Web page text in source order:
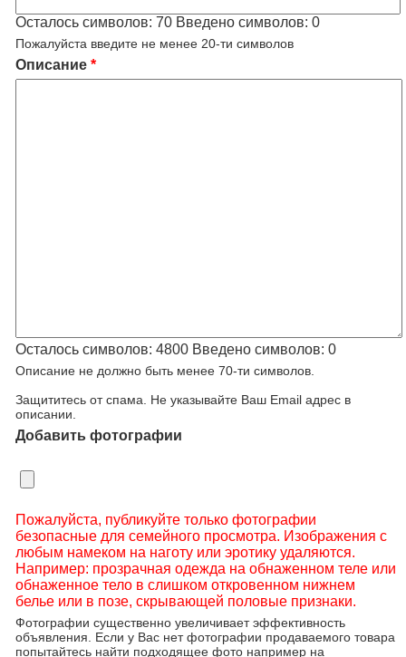
Осталось символов: 70 Введено символов: 0
Пожалуйста введите не менее 20-ти символов
Описание *
Осталось символов: 4800 Введено символов: 0
Описание не должно быть менее 70-ти символов.
Защититесь от спама. Не указывайте Ваш Email адрес в
описании.
Добавить фотографии
Пожалуйста, публикуйте только фотографии
безопасные для семейного просмотра. Изображения с
любым намеком на наготу или эротику удаляются.
Например: прозрачная одежда на обнаженном теле или
обнаженное тело в слишком откровенном нижнем
белье или в позе, скрывающей половые признаки.
Фотографии существенно увеличивает эффективность
объявления. Если у Вас нет фотографии продаваемого товара
попытайтесь найти подходящее фото например на